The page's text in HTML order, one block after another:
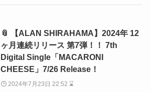
📎 【ALAN SHIRAHAMA】2024年 12
ヶ月連続リリース 第7弾！！ 7th
Digital Single「MACARONI
CHEESE」7/26 Release！
2024年7月23日 22:52 ⌛